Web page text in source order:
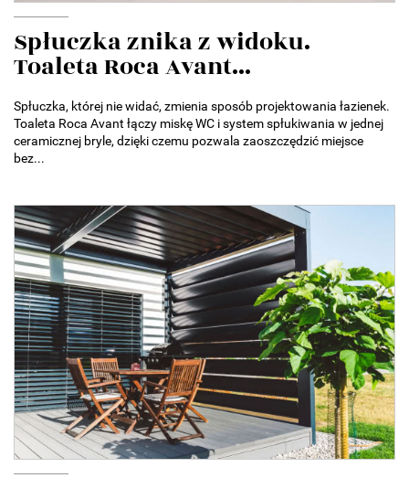
Spłuczka znika z widoku.
Toaleta Roca Avant...
Spłuczka, której nie widać, zmienia sposób projektowania łazienek.
Toaleta Roca Avant łączy miskę WC i system spłukiwania w jednej
ceramicznej bryle, dzięki czemu pozwala zaoszczędzić miejsce
bez...